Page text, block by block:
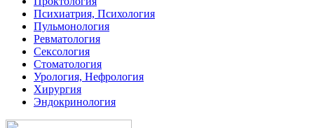
Психиатрия, Психология
Пульмонология
Ревматология
Сексология
Стоматология
Урология, Нефрология
Хирургия
Эндокринология